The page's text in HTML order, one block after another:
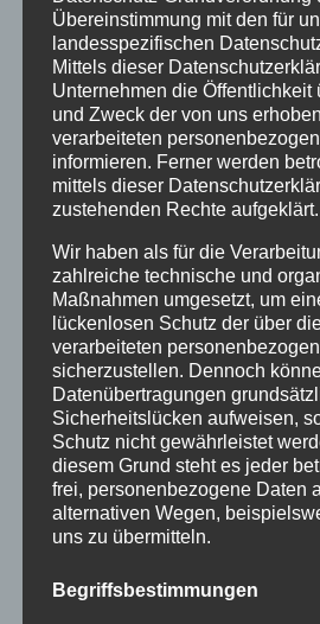
Wir wünschen viel Glück und
Mai!
Neueste Beiträge
Energetische
Effizienzhaus und Plus-
Zukunftsorientierte
erneuerbare Energien
20 Jahre Erzgruben Burgberg
Jubiläumssommer mit vielen
Erlebnissen
Halbzeit im Mikrozensus
Burgberger Dorfabende
Übereinstimmung mit den für
landesspezifischen
Mittels dieser
Unternehmen die Öffentlichkeit
und Zweck der von uns
verarbeiteten
informieren. Ferner werden
mittels dieser
zustehenden Rechte aufgeklärt.
Wir haben als für die
zahlreiche technische und
Maßnahmen umgesetzt, um
lückenlosen Schutz der über
verarbeiteten
sicherzustellen. Dennoch
Datenübertragungen
Sicherheitslücken aufweisen,
Schutz nicht gewährleistet
diesem Grund steht es jeder
frei, personenbezogene Daten
alternativen Wegen,
uns zu übermitteln.
Begriffsbestimmungen